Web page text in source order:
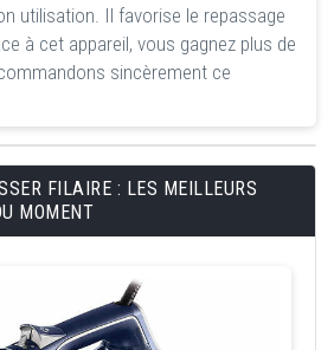
utilisation. Il favorise le repassage
à cet appareil, vous gagnez plus de
sincèrement ce
FILAIRE : LES MEILLEURS
MOMENT